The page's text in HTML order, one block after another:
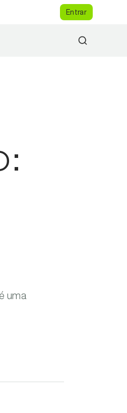
Entrar
uma